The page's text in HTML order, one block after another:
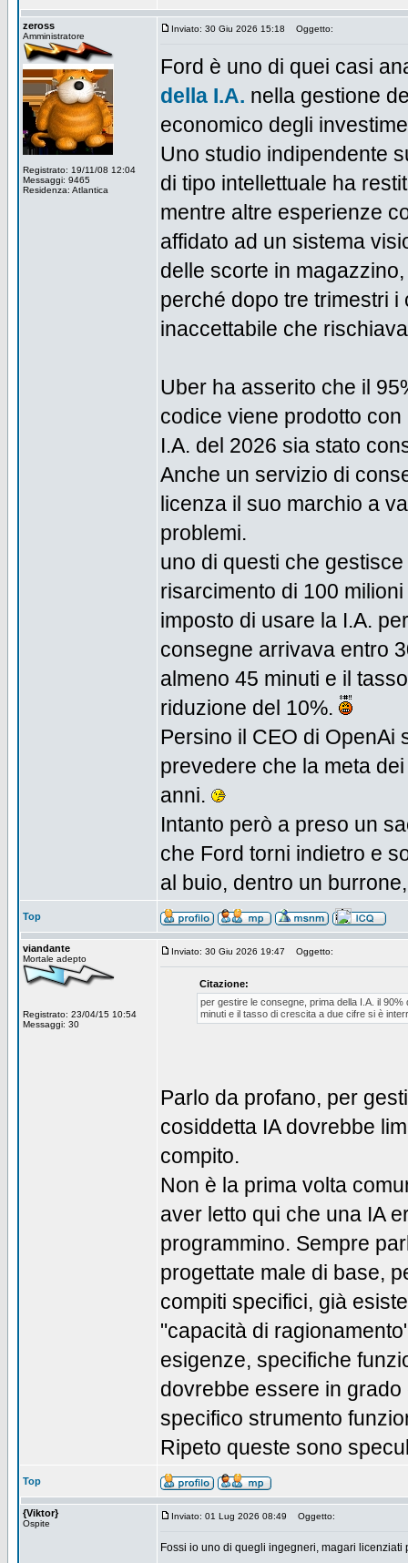
zeross
Amministratore
Registrato: 19/11/08 12:04
Messaggi: 9465
Residenza: Atlantica
Inviato: 30 Giu 2026 15:18 Oggetto:
Ford è uno di quei casi
della I.A. nella gestione
economico degli
Uno studio indipendente
di tipo intellettuale ha
mentre altre esperienze
affidato ad un sistema
delle scorte in
perché dopo tre trimestri
inaccettabile che
Uber ha asserito che il
codice viene prodotto
I.A. del 2026 sia stato
Anche un servizio di
licenza il suo marchio a
problemi.
uno di questi che
risarcimento di 100
imposto di usare la I.A.
consegne arrivava entro
almeno 45 minuti e il
riduzione del 10%.
Persino il CEO di OpenAi
prevedere che la meta
anni.
Intanto però a preso un
che Ford torni indietro e
al buio, dentro un
Top
viandante
Mortale adepto
Registrato: 23/04/15 10:54
Messaggi: 30
Inviato: 30 Giu 2026 19:47 Oggetto:
Citazione:
per gestire le consegne, prima della I.A. il
minuti e il tasso di crescita a due cifre si è
Parlo da profano, per
cosiddetta IA dovrebbe
compito.
Non è la prima volta
aver letto qui che una IA
programmino. Sempre
progettate male di base,
compiti specifici, già
"capacità di
esigenze, specifiche
dovrebbe essere in
specifico strumento
Ripeto queste sono
Top
{Viktor}
Ospite
Inviato: 01 Lug 2026 08:49 Oggetto:
Fossi io uno di quegli ingegneri, magari